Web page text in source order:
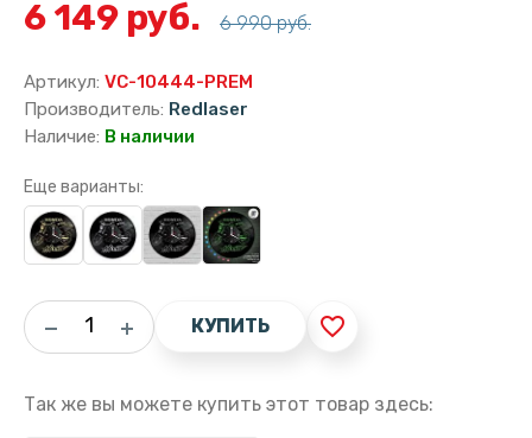
6 149 руб. 6 990 руб.
Артикул: VC-10444-PREM
Производитель: Redlaser
Наличие: В наличии
Еще варианты:
КУПИТЬ favorite_border
Так же вы можете купить этот товар здесь: